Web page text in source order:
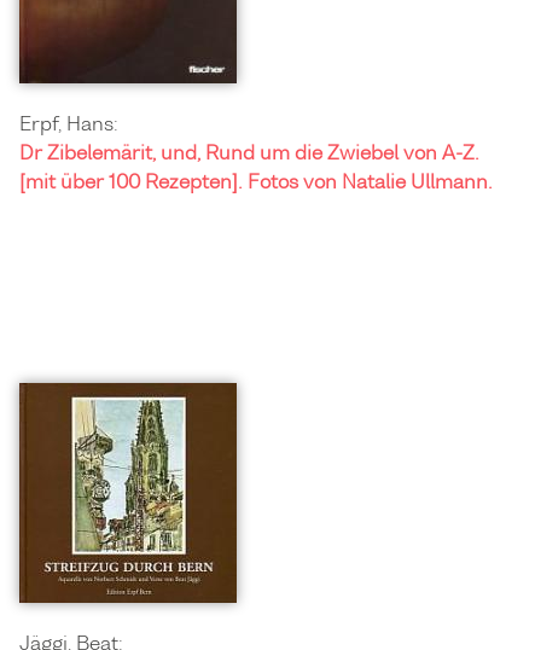
Erpf, Hans:
Dr Zibelemärit, und, Rund um die Zwiebel von A-Z.
[mit über 100 Rezepten]. Fotos von Natalie Ullmann.
Jäggi, Beat: